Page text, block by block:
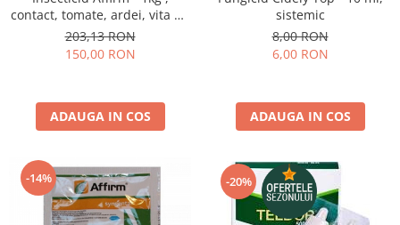
contact, tomate, ardei, vita de
vie, varza, mar
203,13 RON
150,00 RON
ADAUGA IN COS
sistemic
8,00 RON
6,00 RON
ADAUGA IN COS
-14% -20%